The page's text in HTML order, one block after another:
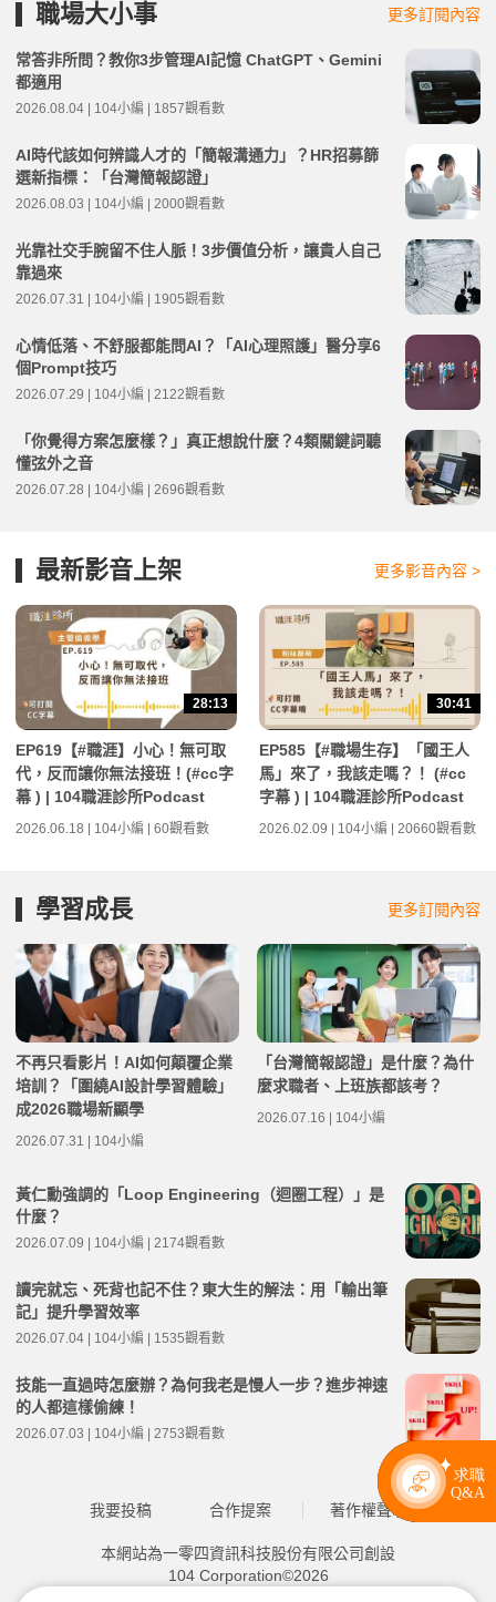
職場大小事 更多訂閱內容
常答非所問？教你3步管理AI記憶 ChatGPT、Gemini
都適用
2026.08.04 | 104小編 | 1857觀看數
AI時代該如何辨識人才的「簡報溝通力」？HR招募篩
選新指標：「台灣簡報認證」
2026.08.03 | 104小編 | 2000觀看數
光靠社交手腕留不住人脈！3步價值分析，讓貴人自己
靠過來
2026.07.31 | 104小編 | 1905觀看數
心情低落、不舒服都能問AI？「AI心理照護」醫分享6
個Prompt技巧
2026.07.29 | 104小編 | 2122觀看數
「你覺得方案怎麼樣？」真正想說什麼？4類關鍵詞聽
懂弦外之音
2026.07.28 | 104小編 | 2696觀看數
最新影音上架 更多影音內容 >
28:13
EP619【#職涯】小心！無可取
代，反而讓你無法接班！(#cc字
幕 ) | 104職涯診所Podcast
2026.06.18 | 104小編 | 60觀看數
30:41
EP585【#職場生存】「國王人
馬」來了，我該走嗎？！ (#cc
字幕 ) | 104職涯診所Podcast
2026.02.09 | 104小編 | 20660觀看數
學習成長 更多訂閱內容
不再只看影片！AI如何顛覆企業
培訓？「圍繞AI設計學習體驗」
成2026職場新顯學
2026.07.31 | 104小編
「台灣簡報認證」是什麼？為什
麼求職者、上班族都該考？
2026.07.16 | 104小編
黃仁勳強調的「Loop Engineering（迴圈工程）」是
什麼？
2026.07.09 | 104小編 | 2174觀看數
讀完就忘、死背也記不住？東大生的解法：用「輸出筆
記」提升學習效率
2026.07.04 | 104小編 | 1535觀看數
技能一直過時怎麼辦？為何我老是慢人一步？進步神速
的人都這樣偷練！
2026.07.03 | 104小編 | 2753觀看數
我要投稿 合作提案 著作權聲明
本網站為一零四資訊科技股份有限公司創設
104 Corporation©2026